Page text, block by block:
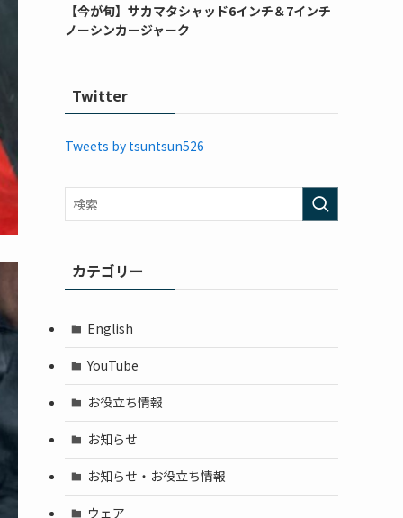
【今が旬】サカマタシャッド6インチ＆7インチ
ノーシンカージャーク
Twitter
Tweets by tsuntsun526
カテゴリー
English
YouTube
お役立ち情報
お知らせ
お知らせ・お役立ち情報
ウェア